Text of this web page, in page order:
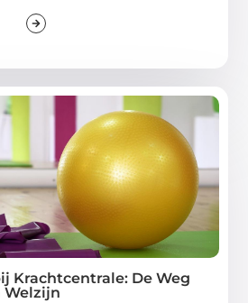
Krachtcentrale: De Weg
Welzijn